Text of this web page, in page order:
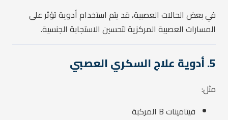
في بعض الحالات العصبية، قد يتم استخدام أدوية تؤثر على
المسارات العصبية المركزية لتحسين الاستجابة الجنسية.
5. أدوية علاج السكري العصبي
مثل:
فيتامينات B المركبة